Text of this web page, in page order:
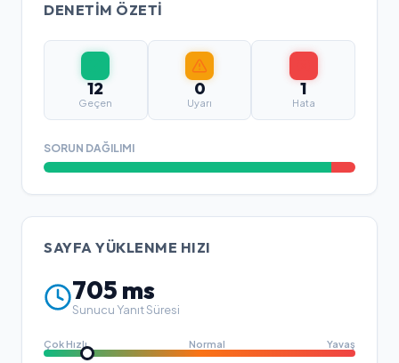
DENETIM ÖZETI
12
Geçen
0
Uyarı
1
Hata
SORUN DAĞILIMI
SAYFA YÜKLENME HIZI
705 ms
Sunucu Yanıt Süresi
Çok Hızlı Normal Yavaş